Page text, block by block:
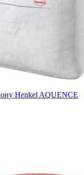
Henkel AQUENCE